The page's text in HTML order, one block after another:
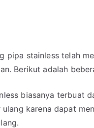
pipa stainless telah
Berikut adalah
biasanya terbuat
karena dapat